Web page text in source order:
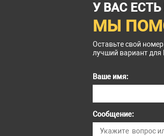
У ВАС
МЫ
Оставьте свой
лучший вариант для
Ваше имя:
Сообщение: